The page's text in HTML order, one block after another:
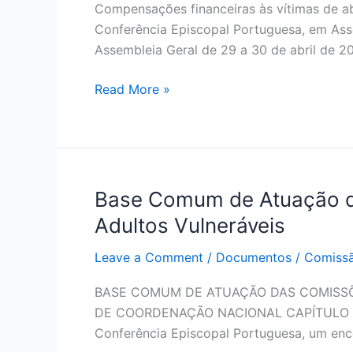
Igreja
Portugal
Compensações financeiras às vítimas de
Conferência Episcopal Portuguesa, em
Assembleia Geral de 29 a 30 de abril de
abusos
sexuais ocorridos
no
da
–
Regulamento
Read More »
Base Comum de Atuação
Adultos Vulneráveis
Leave a Comment / Documentos /
BASE COMUM DE ATUAÇÃO DAS
DE COORDENAÇÃO NACIONAL
Conferência Episcopal Portuguesa, um
Base
Comum
de
Atuação
Comissões
Diocesanas
para